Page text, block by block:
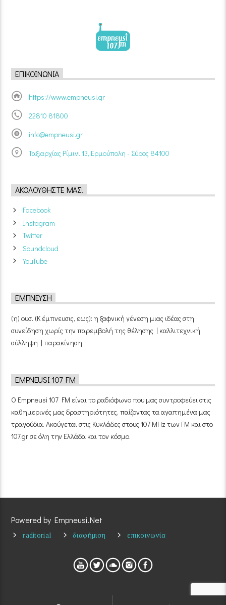
ΕΠΙΚΟΙΝΩΝΊΑ
https://www.empneusi.gr
22810 81800
info@empneusi.gr
Ταξιαρχίας Ρίμινι 13, Ερμούπολη - Σύρος 84100
ΑΚΟΛΟΥΘΉΣΤΕ ΜΑΣ!
Facebook
Instagram
Twitter
Soundcloud
YouTube
ΈΜΠΝΕΥΣΗ
(η) ουσ. (Κ έμπνευσις, εως): η ξαφνική γένεση μιας ιδέας στη
συνείδηση χωρίς την παρεμβολή της θέλησης | καλλιτεχνική
σύλληψη | παρακίνηση
EMPNEUSI 107 FM
Ο Empneusi 107 FM είναι το ραδιόφωνο που μας συντροφεύει στις
καθημερινές μας δραστηριότητες, παίζοντας τα αγαπημένα μας
τραγούδια. Ακούγεται στις Κυκλάδες στους 107 MHz των FM και στο
107.gr σε όλη την Ελλάδα και τον κόσμο.
Powered by Empneusi.Net
raditorial διαφήμιση επικοινωνία